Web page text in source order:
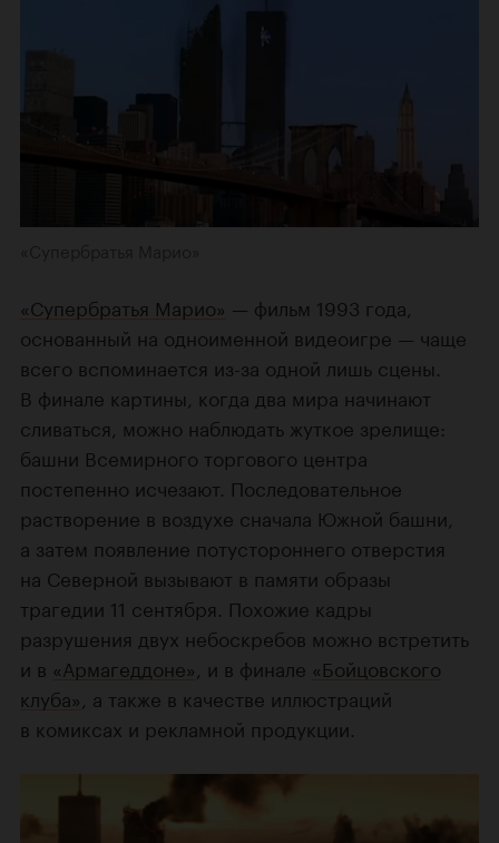
«Супербратья Марио» — фильм 1993 года,
основанный на одноименной видеоигре — чаще
всего вспоминается из-за одной лишь сцены.
В финале картины, когда два мира начинают
сливаться, можно наблюдать жуткое зрелище:
башни Всемирного торгового центра
постепенно исчезают. Последовательное
растворение в воздухе сначала Южной башни,
а затем появление потустороннего отверстия
на Северной вызывают в памяти образы
трагедии 11 сентября. Похожие кадры
разрушения двух небоскребов можно встретить
и в «Армагеддоне» , и в финале «Бойцовского
клуба» , а также в качестве иллюстраций
в комиксах и рекламной продукции.